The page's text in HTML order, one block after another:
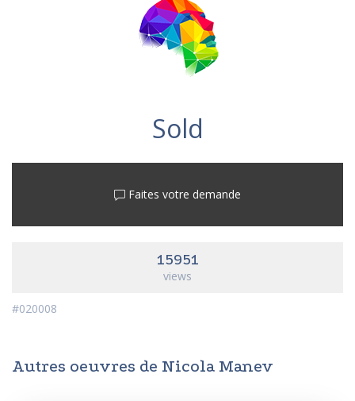
Sold
Faites votre demande
15951
views
#020008
Autres oeuvres de Nicola Manev